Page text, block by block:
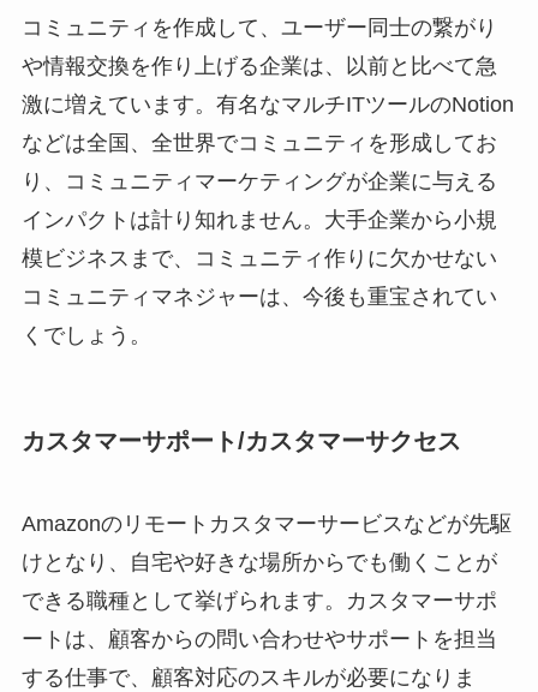
コミュニティを作成して、ユーザー同士の繋がり
や情報交換を作り上げる企業は、以前と比べて急
激に増えています。有名なマルチITツールのNotion
などは全国、全世界でコミュニティを形成してお
り、コミュニティマーケティングが企業に与える
インパクトは計り知れません。大手企業から小規
模ビジネスまで、コミュニティ作りに欠かせない
コミュニティマネジャーは、今後も重宝されてい
くでしょう。
カスタマーサポート/カスタマーサクセス
Amazonのリモートカスタマーサービスなどが先駆
けとなり、自宅や好きな場所からでも働くことが
できる職種として挙げられます。カスタマーサポ
ートは、顧客からの問い合わせやサポートを担当
する仕事で、顧客対応のスキルが必要になりま